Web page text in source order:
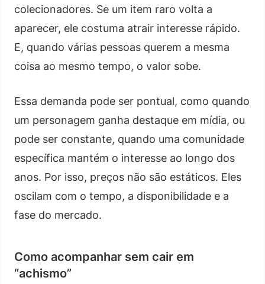
colecionadores. Se um item raro volta a
aparecer, ele costuma atrair interesse rápido.
E, quando várias pessoas querem a mesma
coisa ao mesmo tempo, o valor sobe.
Essa demanda pode ser pontual, como quando
um personagem ganha destaque em mídia, ou
pode ser constante, quando uma comunidade
específica mantém o interesse ao longo dos
anos. Por isso, preços não são estáticos. Eles
oscilam com o tempo, a disponibilidade e a
fase do mercado.
Como acompanhar sem cair em
“achismo”